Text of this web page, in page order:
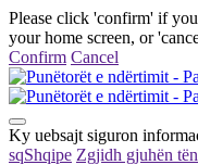
Please click 'confirm' if
your home screen, or
Confirm Cancel
Ky uebsajt siguron
sqShqipe Zgjidh gjuhën